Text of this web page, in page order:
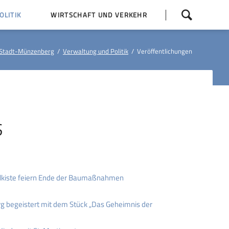
überspringen
WIRTSCHAFT UND VERKEHR
Münzenberg Verwaltung und Politik Veröffentlichungen
feiern Ende der Baumaßnahmen
begeistert mit dem Stück „Das Geheimnis der